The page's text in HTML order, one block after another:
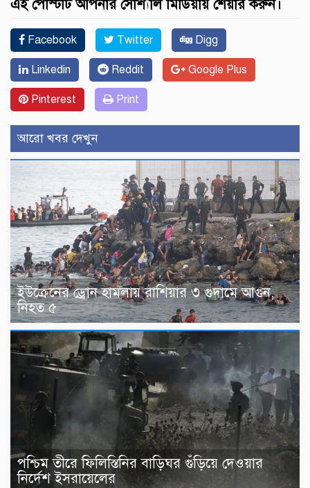
এই পোস্টটি আপনার সোশ্যাল মিডিয়ায় শেয়ার করুন।
Facebook Twitter Digg
Linkedin Reddit Google Plus
Pinterest Print
আরো খবর দেখুন
ইউক্রেনের ড্রোন হামলায় রাশিয়ার ৩ গুদামে আগুন,
নিহত ৫
পশ্চিম তীরে ফিলিস্তিনির বাড়িঘর গুঁড়িয়ে দেওয়ার
নির্দেশ ইসরায়েলের